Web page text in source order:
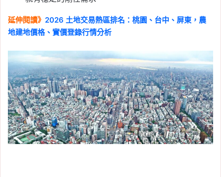
延伸閱讀》 2026 土地交易熱區排名：桃園、台中、屏東，農
地建地價格、實價登錄行情分析